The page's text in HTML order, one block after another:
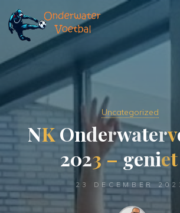
Uncategorized
NK Onderwaterv
2023– geniet
23 DECEMBER